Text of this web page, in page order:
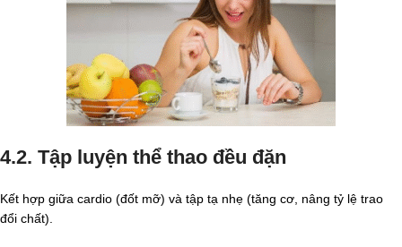
4.2. Tập luyện thể thao đều đặn
Kết hợp giữa cardio (đốt mỡ) và tập tạ nhẹ (tăng cơ, nâng tỷ lệ trao
đổi chất).